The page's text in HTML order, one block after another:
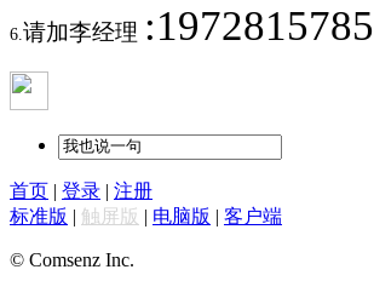
6. 请加李经理 :1972815785
首页 | 登录 | 注册
标准版 | 触屏版 | 电脑版 | 客户端
© Comsenz Inc.